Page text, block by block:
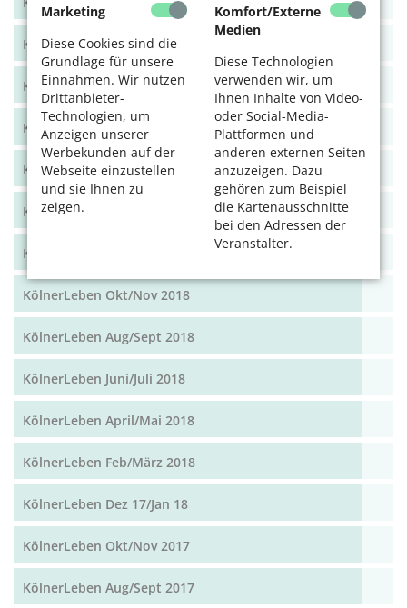
Marketing
Diese Cookies sind die
Grundlage für unsere
Einnahmen. Wir nutzen
Drittanbieter-
Technologien, um
Anzeigen unserer
Werbekunden auf der
Webseite einzustellen
und sie Ihnen zu
zeigen.
Komfort/Externe
Medien
Diese Technologien
verwenden wir, um
Ihnen Inhalte von Video-
oder Social-Media-
Plattformen und
anderen externen Seiten
anzuzeigen. Dazu
gehören zum Beispiel
die Kartenausschnitte
bei den Adressen der
Veranstalter.
KölnerLeben Okt/Nov 19
KölnerLeben Aug/Sept 2019
KölnerLeben Juni/Juli 2019
KölnerLeben April/Mai 2019
KölnerLeben Feb/März 2019
KölnerLeben Dez 18/Jan 19
KölnerLeben Okt/Nov 2018
KölnerLeben Aug/Sept 2018
KölnerLeben Juni/Juli 2018
KölnerLeben April/Mai 2018
KölnerLeben Feb/März 2018
KölnerLeben Dez 17/Jan 18
KölnerLeben Okt/Nov 2017
KölnerLeben Aug/Sept 2017